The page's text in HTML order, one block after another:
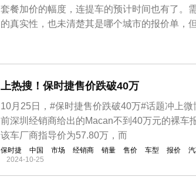
套餐加价的幅度，连提车的预计时间也有了。
的真实性，也未清楚其是哪个城市的报价单，
（防爆膜、记录仪、全包围地毯、踏板、全车
充）和B套餐（防爆膜、记录仪、全包围地毯
上热搜！保时捷售价跌破40万
10月25日，#保时捷售价跌破40万#话题冲上
前深圳经销商给出的Macan不到40万元的裸车
该车厂商指导价为57.80万，而
保时捷 中国 市场 经销商 销量 售价 车型 报价
2024-10-25